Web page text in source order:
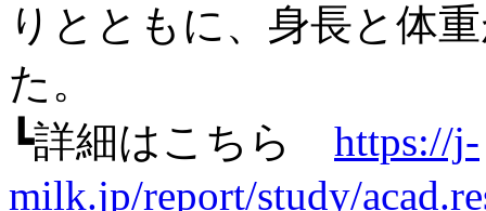
りとともに、身長と体
た。
┗詳細はこちら https://j-
milk.jp/report/study/